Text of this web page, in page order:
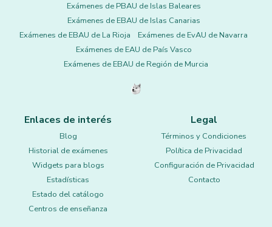
Exámenes de PBAU de Islas Baleares
Exámenes de EBAU de Islas Canarias
Exámenes de EBAU de La Rioja
Exámenes de EvAU de Navarra
Exámenes de EAU de País Vasco
Exámenes de EBAU de Región de Murcia
Enlaces de interés
Blog
Historial de exámenes
Widgets para blogs
Estadísticas
Estado del catálogo
Centros de enseñanza
Legal
Términos y Condiciones
Política de Privacidad
Configuración de Privacidad
Contacto